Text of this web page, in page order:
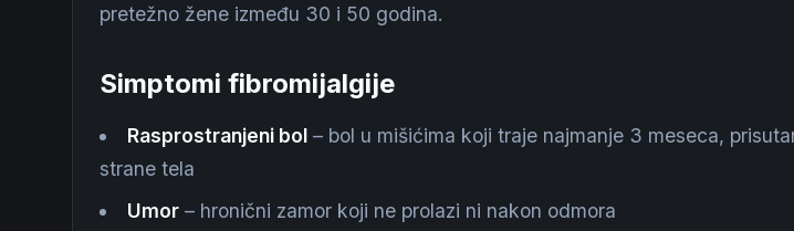
pretežno žene između 30 i 50 godina.
Simptomi fibromijalgije
Rasprostranjeni bol– bol u mišićima koji traje najmanje 3 meseca,
strane tela
Umor– hronični zamor koji ne prolazi ni nakon odmora